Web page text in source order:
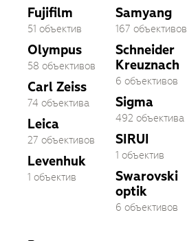
Fujifilm
51 объектив
Olympus
58 объективов
Carl Zeiss
74 объектива
Leica
27 объективов
Levenhuk
1 объектив
Samyang
167 объективов
Schneider
Kreuznach
6 объективов
Sigma
492 объектива
SIRUI
1 объектив
Swarovski
optik
6 объективов